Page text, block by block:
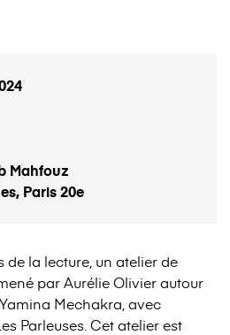
Mahfouz
Paris 20e
de la lecture, un atelier de
par Aurélie Olivier autour
Mechakra, avec
Parleuses. Cet atelier est